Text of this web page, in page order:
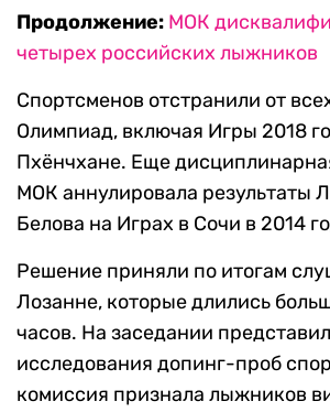
Продолжение: МОК
четырех российских лыжников
Спортсменов отстранили от
Олимпиад, включая Игры 2018
Пхёнчхане. Еще
МОК аннулировала результаты
Белова на Играх в Сочи в 2014
Решение приняли по итогам
Лозанне, которые длились
часов. На заседании
исследования допинг-проб
комиссия признала лыжников